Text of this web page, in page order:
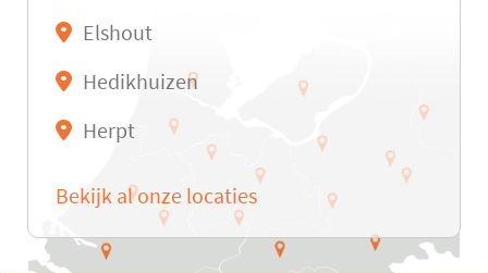
Elshout
Hedikhuizen
Herpt
Bekijk al onze locaties